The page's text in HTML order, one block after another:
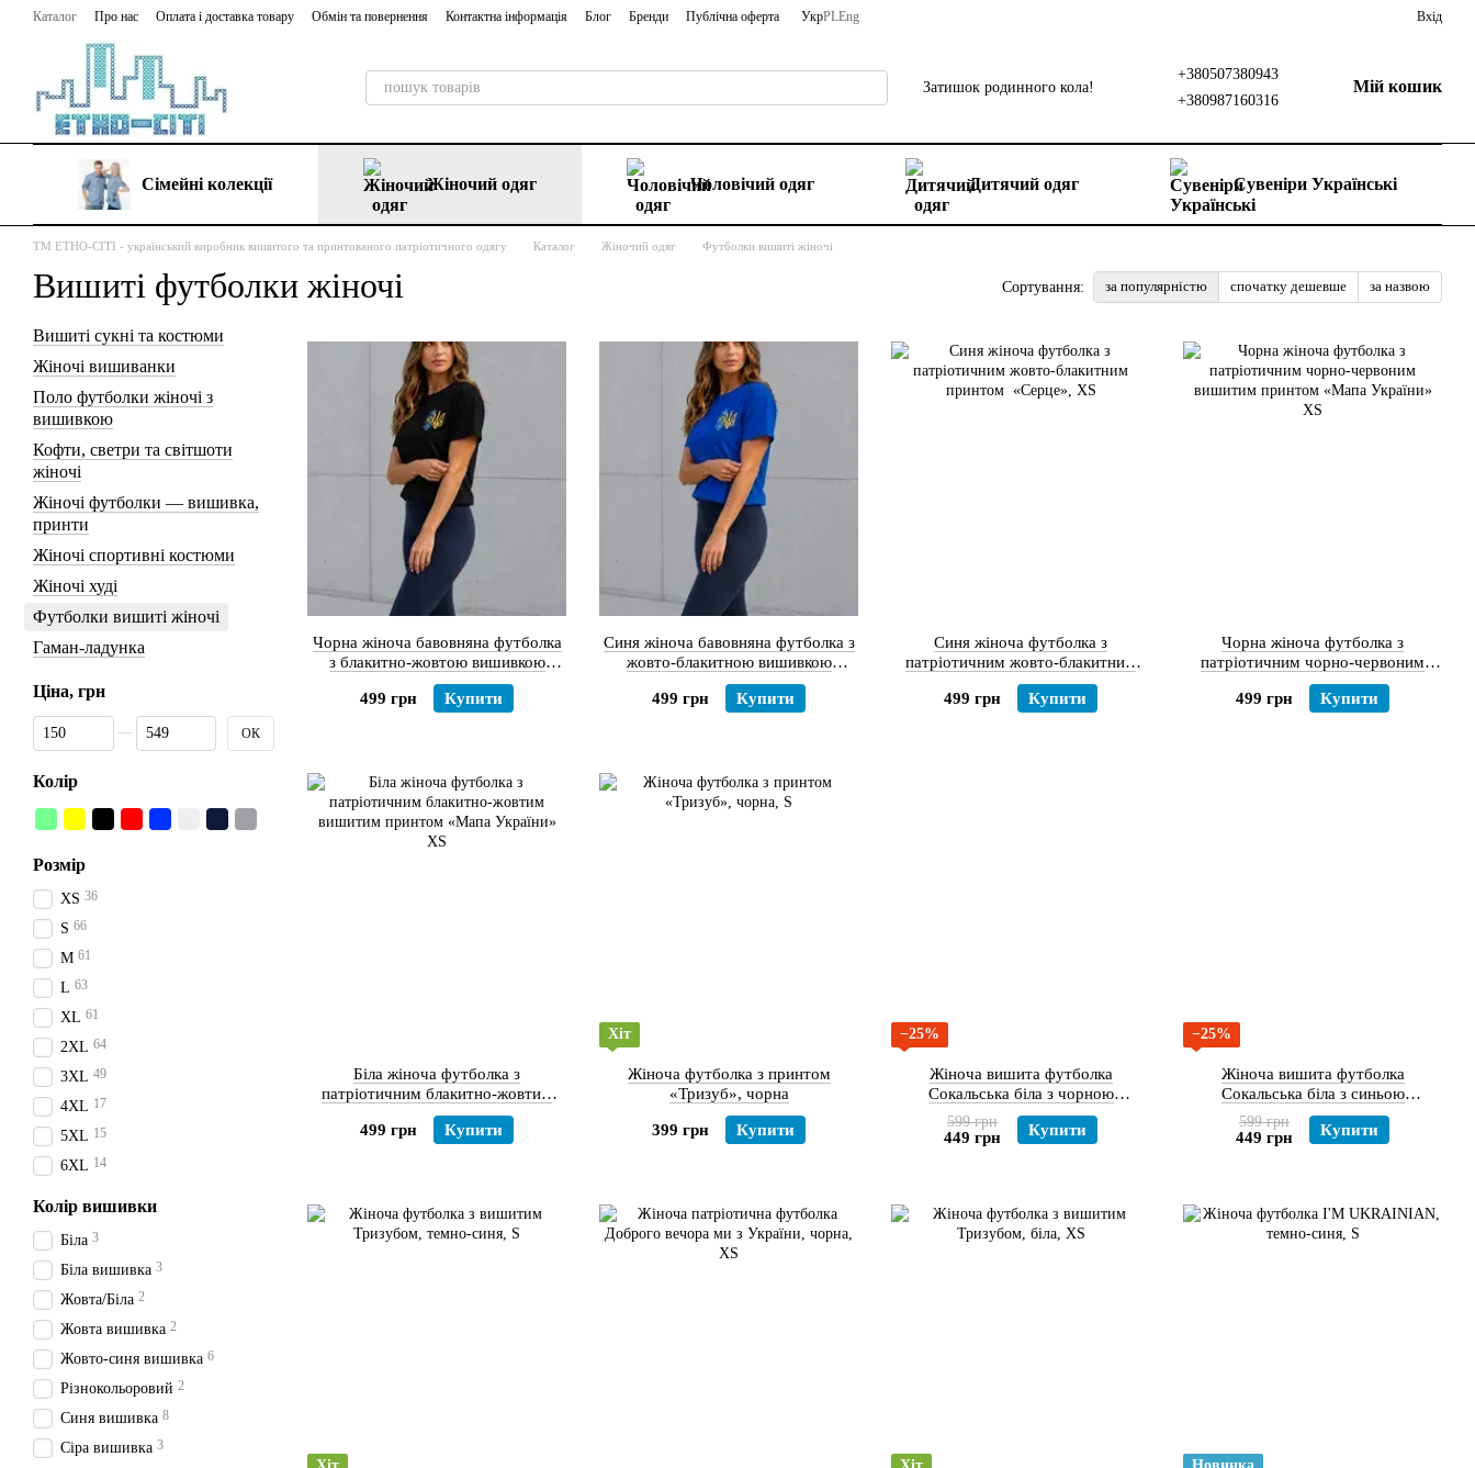
Перейти до основного контенту
Каталог Про нас Оплата і доставка товару Обмін та повернення Контактна інформація Блог Бренди Публічна оферта УкрPLEng Вхід
Затишок родинного кола!
+380507380943
+380987160316
Мій кошик
Сімейні колекції Жіночий одяг Чоловічий одяг Дитячий одяг Сувеніри Українські
ТМ ЕТНО-СІТІ - український виробник вишитого та принтованого патріотичного одягу Каталог Жіночий одяг Футболки вишиті жіночі
Вишиті футболки жіночі Сортування: за популярністю спочатку дешевше за назвою
Чорна жіноча бавовняна футболка
з блакитно-жовтою вишивкою
Тризуб (Петраківка), S
499 грн
Купити
Синя жіноча бавовняна футболка з
жовто-блакитною вишивкою
Тризуб (Петраківка), XS
499 грн
Купити
Синя жіноча футболка з
патріотичним жовто-блакитним
принтом «Серце», XS
499 грн
Купити
Чорна жіноча футболка з
патріотичним чорно-червоним
вишитим принтом «Мапа України»
XS
499 грн Купити
Біла жіноча футболка з
патріотичним блакитно-жовтим
вишитим принтом «Мапа України»
XS
499 грн Купити
Хіт
Жіноча футболка з принтом
«Тризуб», чорна
399 грн Купити
−25%
Жіноча вишита футболка
Сокальська біла з чорною
вишивкою
599 грн
449 грн Купити
−25%
Жіноча вишита футболка
Сокальська біла з синьою
вишивкою
599 грн
449 грн Купити
Вишиті сукні та костюми
Жіночі вишиванки
Поло футболки жіночі з
вишивкою
Кофти, светри та світшоти
жіночі
Жіночі футболки — вишивка,
принти
Жіночі спортивні костюми
Жіночі худі
Футболки вишиті жіночі
Гаман-ладунка
Ціна, грн
Від Ціна, грн
До Ціна, грн
ОК
Колір
Розмір
XS 36
S 66
M 61
L 63
XL 61
2XL 64
3XL 49
4XL 17
5XL 15
6XL 14
Колір вишивки
Біла 3
Біла вишивка 3
Жовта/Біла 2
Жовта вишивка 2
Жовто-синя вишивка 6
Різнокольоровий 2
Синя вишивка 8
Сіра вишивка 3